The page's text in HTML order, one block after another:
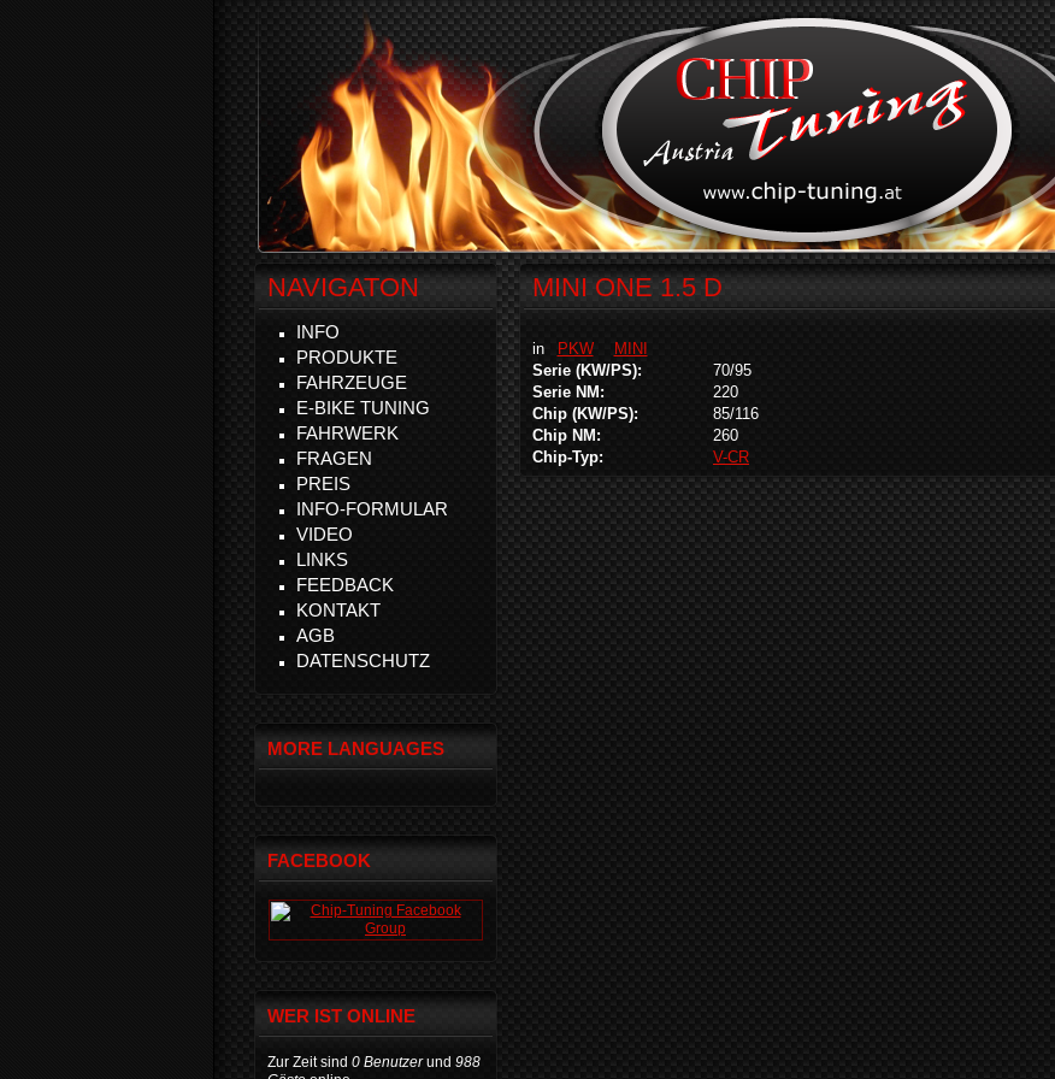
MINI ONE 1.5 D
in PKW
MINI
Serie (KW/PS):
70/95
Serie NM:
220
Chip (KW/PS):
85/116
Chip NM:
260
Chip-Typ:
V-CR
NAVIGATON
INFO
PRODUKTE
FAHRZEUGE
E-BIKE TUNING
FAHRWERK
FRAGEN
PREIS
INFO-FORMULAR
VIDEO
LINKS
FEEDBACK
KONTAKT
AGB
DATENSCHUTZ
MORE LANGUAGES
FACEBOOK
WER IST ONLINE
Zur Zeit sind 0 Benutzerund 988